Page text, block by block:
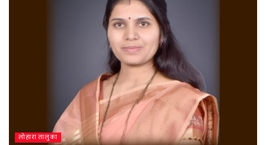
लोहारा तालुका